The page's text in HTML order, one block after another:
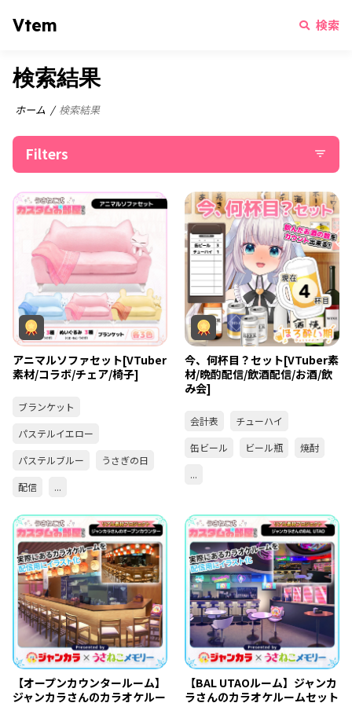
Vtem 検索
検索結果
ホーム 検索結果
Filters filter_list
アニマルソファセット[VTuber
素材/コラボ/チェア/椅子]
ブランケット
パステルイエロー
パステルブルー
うさぎの日
配信
...
今、何杯目？セット[VTuber素
材/晩酌配信/飲酒配信/お酒/飲
み会]
会計表
チューハイ
缶ビール
ビール瓶
焼酎
...
【オープンカウンタールーム】
ジャンカラさんのカラオケルー
【BAL UTAOルーム】ジャンカ
ラさんのカラオケルームセット